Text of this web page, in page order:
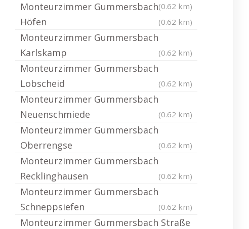
(0.62 km)
Monteurzimmer Gummersbach
Höfen
(0.62 km)
Monteurzimmer Gummersbach
Karlskamp
(0.62 km)
Monteurzimmer Gummersbach
Lobscheid
(0.62 km)
Monteurzimmer Gummersbach
Neuenschmiede
(0.62 km)
Monteurzimmer Gummersbach
Oberrengse
(0.62 km)
Monteurzimmer Gummersbach
Recklinghausen
(0.62 km)
Monteurzimmer Gummersbach
Schneppsiefen
(0.62 km)
Monteurzimmer Gummersbach Straße